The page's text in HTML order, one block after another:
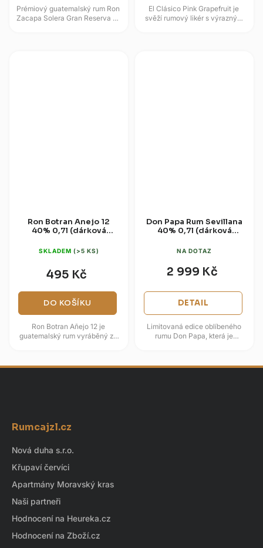
Prémiový guatemalský rum Ron
Zacapa Solera Gran Reserva se
El Clásico Pink Grapefruit je
svěží rumový likér s výrazným
Ron Botran Anejo 12
40% 0,7l (dárková
SKLADEM (>5 KS)
495 Kč
DO KOŠÍKU
Ron Botran Añejo 12 je
guatemalský rum vyráběný ze
v...
Don Papa Rum Sevillana
40% 0,7l (dárková
NA DOTAZ
2 999 Kč
DETAIL
Limitovaná edice oblíbeného
rumu Don Papa, která je
Acapulco z 18....
Rumcajzl.cz
Nová duha s.r.o.
Křupaví červíci
Apartmány Moravský kras
Naši partneři
Hodnocení na Heureka.cz
Hodnocení na Zboží.cz